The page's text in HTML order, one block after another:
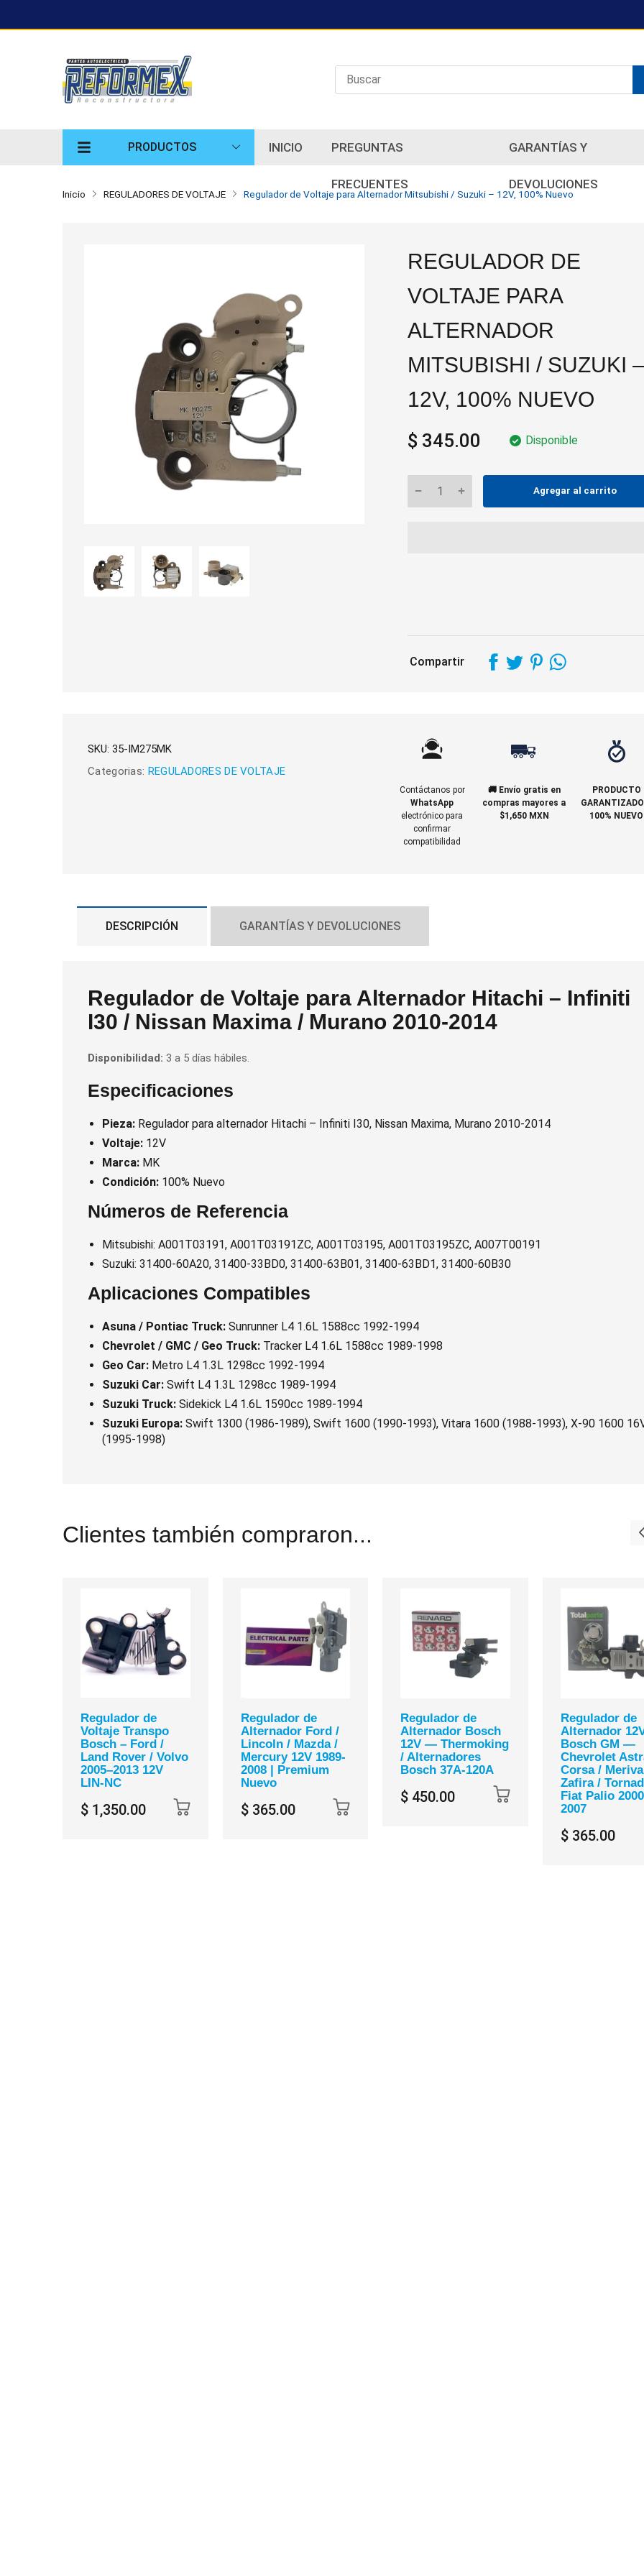
PRODUCTOS INICIO PREGUNTAS
FRECUENTES
GARANTÍAS Y
DEVOLUCIONES
Inicio REGULADORES DE VOLTAJE Regulador de Voltaje para Alternador Mitsubishi / Suzuki – 12V, 100% Nuevo
REGULADOR DE
VOLTAJE PARA
ALTERNADOR
MITSUBISHI / SUZUKI –
12V, 100% NUEVO
$ 345.00 Disponible
Agregar al carrito
Compartir
SKU: 35-IM275MK
Categorias: REGULADORES DE VOLTAJE
Contáctanos por
WhatsApp
electrónico para
confirmar
compatibilidad
🚚 Envío gratis en
compras mayores a
$1,650 MXN
PRODUCTO
100% NUEVO
DESCRIPCIÓN GARANTÍAS Y DEVOLUCIONES
Regulador de Voltaje para Alternador Hitachi – Infiniti
I30 / Nissan Maxima / Murano 2010-2014
Disponibilidad: 3 a 5 días hábiles.
Especificaciones
Pieza: Regulador para alternador Hitachi – Infiniti I30, Nissan Maxima, Murano 2010-2014
Voltaje: 12V
Marca: MK
Condición: 100% Nuevo
Números de Referencia
Mitsubishi: A001T03191, A001T03191ZC, A001T03195, A001T03195ZC, A007T00191
Suzuki: 31400-60A20, 31400-33BD0, 31400-63B01, 31400-63BD1, 31400-60B30
Aplicaciones Compatibles
Asuna / Pontiac Truck: Sunrunner L4 1.6L 1588cc 1992-1994
Chevrolet / GMC / Geo Truck: Tracker L4 1.6L 1588cc 1989-1998
Geo Car: Metro L4 1.3L 1298cc 1992-1994
Suzuki Car: Swift L4 1.3L 1298cc 1989-1994
Suzuki Truck: Sidekick L4 1.6L 1590cc 1989-1994
Suzuki Europa: Swift 1300 (1986-1989), Swift 1600 (1990-1993), Vitara 1600 (1988-1993), X-90 1600
(1995-1998)
Clientes también compraron...
Regulador de
Voltaje Transpo
Bosch – Ford /
Land Rover / Volvo
2005–2013 12V
LIN-NC
$ 1,350.00
Regulador de
Alternador Ford /
Lincoln / Mazda /
Mercury 12V 1989-
2008 | Premium
Nuevo
$ 365.00
Regulador de
Alternador Bosch
12V — Thermoking
/ Alternadores
Bosch 37A-120A
$ 450.00
Regulador de
Alternador
Bosch GM —
Chevrolet
Corsa /
Zafira /
Fiat Palio
2007
$ 365.00